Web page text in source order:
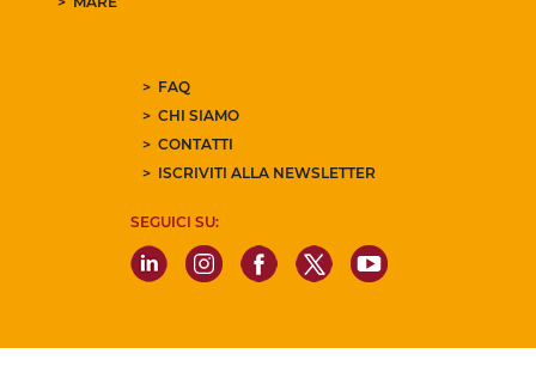
FAQ
CHI SIAMO
CONTATTI
ISCRIVITI ALLA NEWSLETTER
SEGUICI SU: